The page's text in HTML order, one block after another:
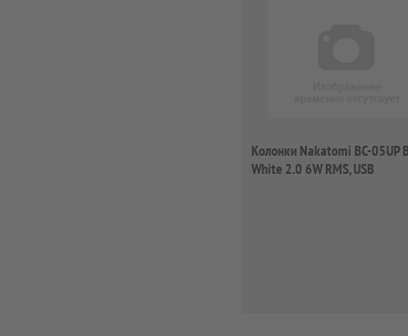
Колонки Nakatomi BC-05UP
White 2.0 6W RMS, USB